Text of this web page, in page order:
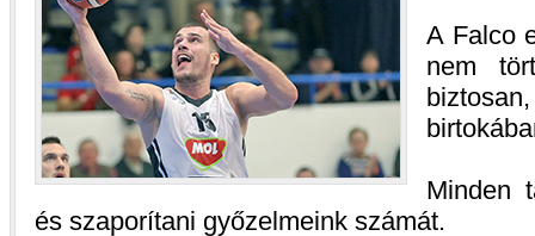
A Falco
nem
Minden
és szaporítani győzelmeink számát.